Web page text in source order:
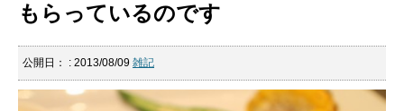
もらっているのです
公開日： : 2013/08/09 雑記